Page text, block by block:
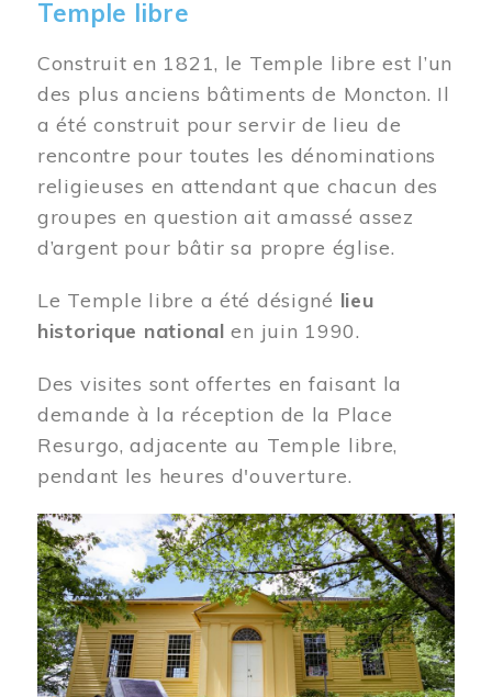
Temple libre
Construit en 1821, le Temple libre est l’un
des plus anciens bâtiments de Moncton. Il
a été construit pour servir de lieu de
rencontre pour toutes les dénominations
religieuses en attendant que chacun des
groupes en question ait amassé assez
d’argent pour bâtir sa propre église.
Le Temple libre a été désigné lieu
historique national en juin 1990.
Des visites sont offertes en faisant la
demande à la réception de la Place
Resurgo, adjacente au Temple libre,
pendant les heures d'ouverture.
Image